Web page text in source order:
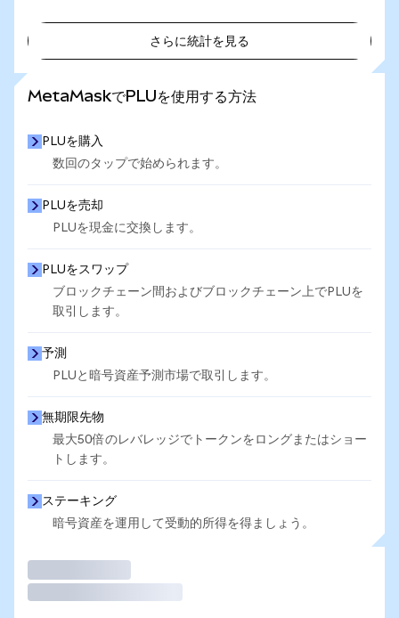
さらに統計を見る
MetaMaskでPLUを使用する方法
PLUを購入
数回のタップで始められます。
PLUを売却
PLUを現金に交換します。
PLUをスワップ
ブロックチェーン間およびブロックチェーン上でPLUを
取引します。
予測
PLUと暗号資産予測市場で取引します。
無期限先物
最大50倍のレバレッジでトークンをロングまたはショー
トします。
ステーキング
暗号資産を運用して受動的所得を得ましょう。